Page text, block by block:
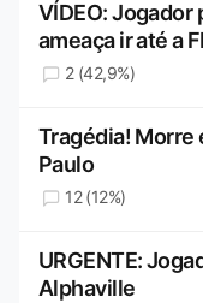
VÍDEO: Jogador
ameaça ir até a
2 (42,9%)
Tragédia! Morre
Paulo
12 (12%)
URGENTE:
Alphaville